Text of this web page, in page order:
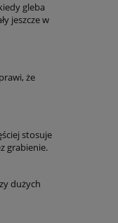
gleba
jeszcze w
że
stosuje
grabienie.
dużych